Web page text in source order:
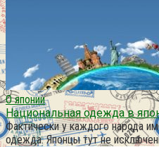
О японии
Национальная одежда в
Фактически у каждого народа
одежда. Японцы тут не